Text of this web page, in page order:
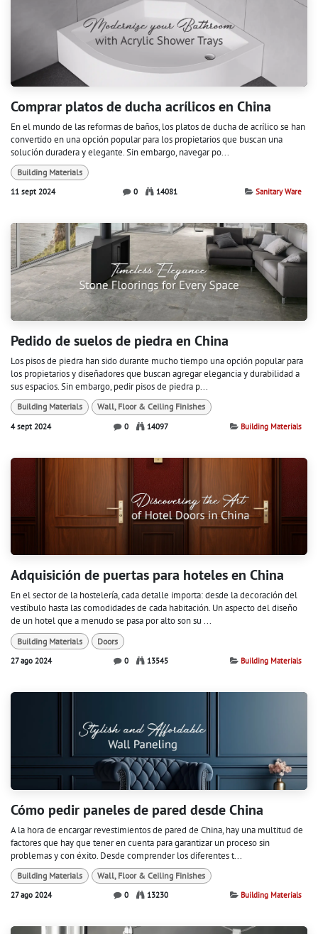
Comprar platos de ducha acrílicos en China
En el mundo de las reformas de baños, los platos de ducha de acrílico se han
convertido en una opción popular para los propietarios que buscan una
solución duradera y elegante. Sin embargo, navegar po...
Building Materials
11 sept 2024
0 14081 Sanitary Ware
Pedido de suelos de piedra en China
Los pisos de piedra han sido durante mucho tiempo una opción popular para
los propietarios y diseñadores que buscan agregar elegancia y durabilidad a
sus espacios. Sin embargo, pedir pisos de piedra p...
Building Materials
Wall, Floor & Ceiling Finishes
4 sept 2024
0 14097 Building Materials
Adquisición de puertas para hoteles en China
En el sector de la hostelería, cada detalle importa: desde la decoración del
vestíbulo hasta las comodidades de cada habitación. Un aspecto del diseño
de un hotel que a menudo se pasa por alto son su ...
Building Materials
Doors
27 ago 2024
0 13545 Building Materials
Cómo pedir paneles de pared desde China
A la hora de encargar revestimientos de pared de China, hay una multitud de
factores que hay que tener en cuenta para garantizar un proceso sin
problemas y con éxito. Desde comprender los diferentes t...
Building Materials
Wall, Floor & Ceiling Finishes
27 ago 2024
0 13230 Building Materials